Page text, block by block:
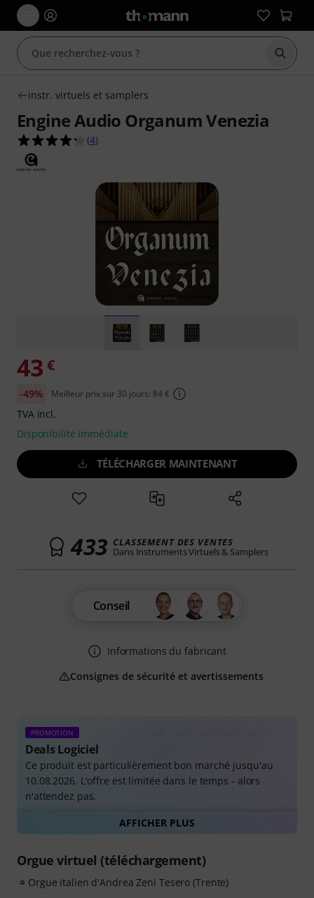
instr. virtuels et samplers
Engine Audio Organum Venezia
4.3 étoiles sur 5 d'après 4 évaluations clients
(4)
PROMOTION
Deals Logiciel
Ce produit est particulièrement bon marché jusqu'au
10.08.2026. L'offre est limitée dans le temps - alors
n'attendez pas.
Tous les deals de logiciels
AFFICHER PLUS
Orgue virtuel (téléchargement)
Orgue italien d'Andrea Zeni Tesero (Trente)
43 €
-49% Meilleur prix sur 30 jours: 84 €
TVA incl.
Disponibilité immédiate
TÉLÉCHARGER MAINTENANT
433 CLASSEMENT DES VENTES
Dans Instruments Virtuels & Samplers
Conseil
Informations du fabricant
Consignes de sécurité et avertissements